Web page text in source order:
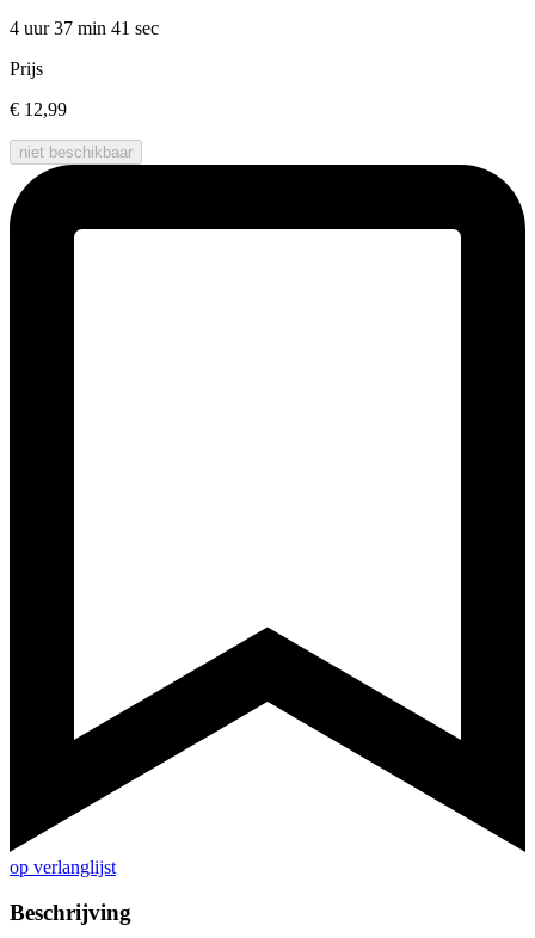
4 uur 37 min 41 sec
Prijs
€ 12,99
niet beschikbaar
op verlanglijst
Beschrijving